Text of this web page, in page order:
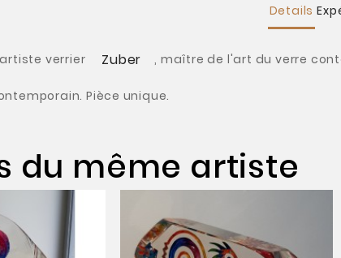
Details
verrier Zuber , maître de l'art du verre
Pièce unique.
du même artiste